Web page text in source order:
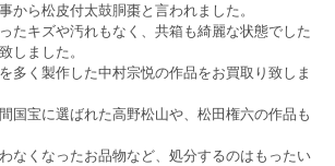
から松皮付太鼓胴棗と言われました。
たキズや汚れもなく、共箱も綺麗な状態でした
しました。
多く製作した中村宗悦の作品をお買取り致しま
国宝に選ばれた高野松山や、松田権六の作品も
なくなったお品物など、処分するのはもったい